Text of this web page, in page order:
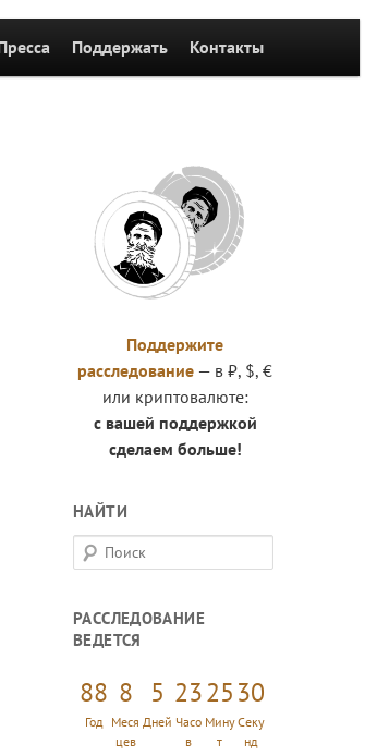
Поддержать Контакты
Поддержите
расследование — в ₽, $, €
или криптовалюте:
с вашей поддержкой
сделаем больше!
НАЙТИ
П
о
с
к
РАССЛЕДОВАНИЕ
ВЕДЕТСЯ
88
Год
8
Меся
цев
5
Дней
23
Часо
в
25
Мину
т
32
Секу
нд